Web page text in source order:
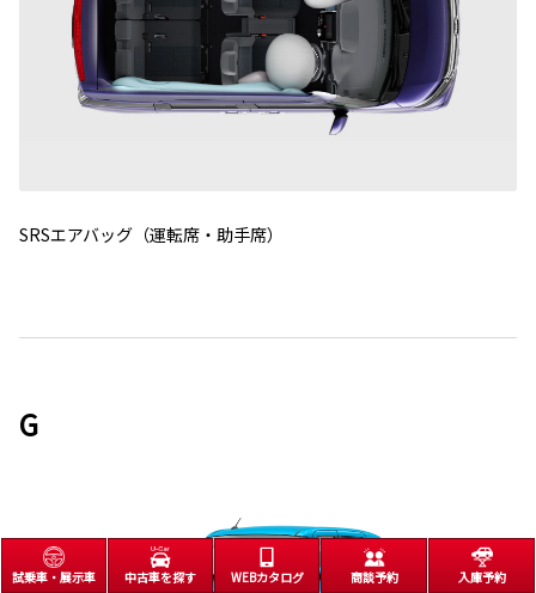
SRSエアバッグ（運転席・助手席）
G
試乗車・展示車 中古車を探す WEBカタログ 商談予約 入庫予約